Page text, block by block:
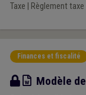
Taxe Règlement taxe
Finances et fiscalité
Modèle
Modèle